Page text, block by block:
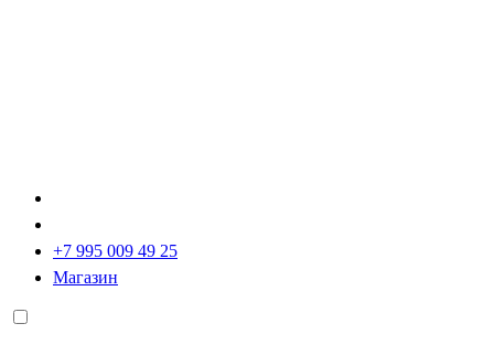
+7 995 009 49 25
Магазин